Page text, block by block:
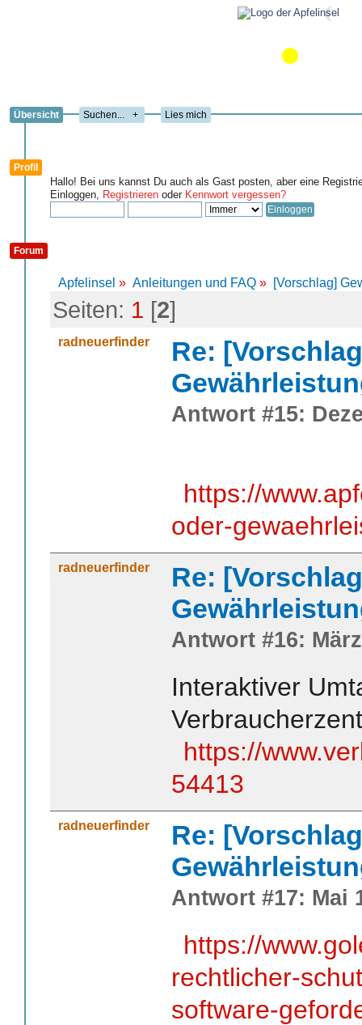
Übersicht + Lies mich
Profil
Hallo! Bei uns kannst Du auch als Gast posten, aber eine
Einloggen, Registrieren oder Kennwort vergessen?
Forum
Apfelinsel » Anleitungen und FAQ » [Vorschlag]
Seiten: 1 [2]
radneuerfinder
Re:
Antwort #15:
https://
oder-
radneuerfinder
Re:
Antwort #16:
Interaktiver
https://
54413
radneuerfinder
Re:
Antwort #17: Mai
https://
rechtlicher-
software-